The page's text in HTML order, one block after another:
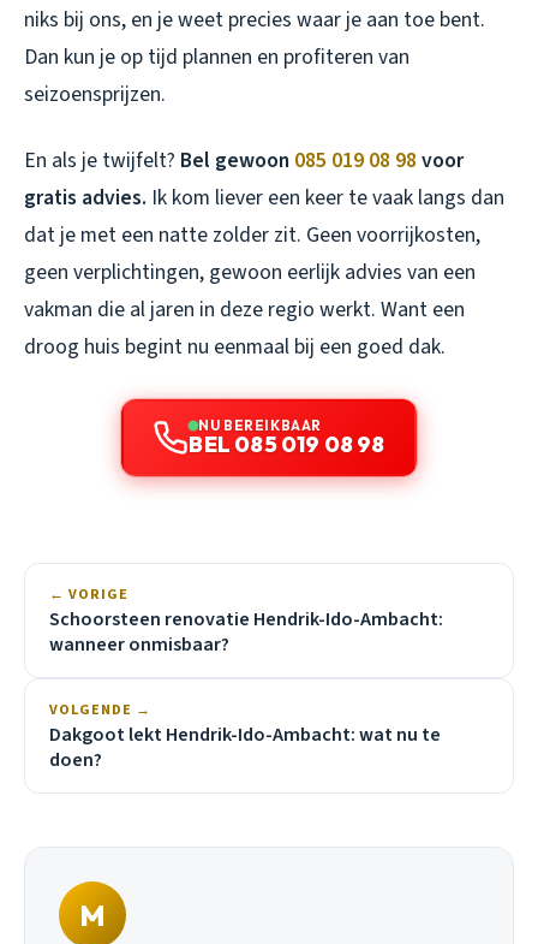
niks bij ons, en je weet precies waar je aan toe bent.
Dan kun je op tijd plannen en profiteren van
seizoensprijzen.
En als je twijfelt? Bel gewoon 085 019 08 98 voor
gratis advies. Ik kom liever een keer te vaak langs dan
dat je met een natte zolder zit. Geen voorrijkosten,
geen verplichtingen, gewoon eerlijk advies van een
vakman die al jaren in deze regio werkt. Want een
droog huis begint nu eenmaal bij een goed dak.
NU BEREIKBAAR
BEL 085 019 08 98
← VORIGE
Schoorsteen renovatie Hendrik-Ido-Ambacht:
wanneer onmisbaar?
VOLGENDE →
Dakgoot lekt Hendrik-Ido-Ambacht: wat nu te
doen?
M